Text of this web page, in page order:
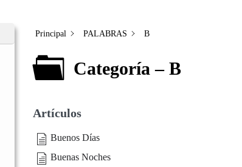
Principal PALABRAS B
Categoría – B
Artículos
Buenos Días
Buenas Noches